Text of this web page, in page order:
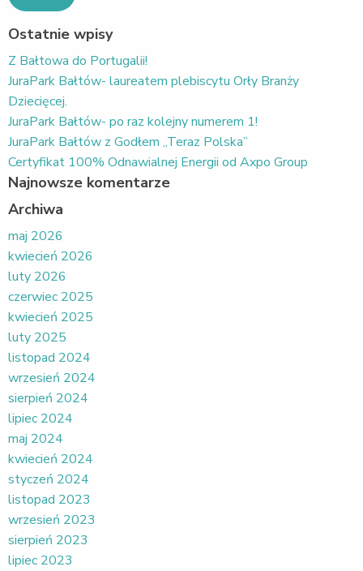
Ostatnie wpisy
Z Bałtowa do Portugalii!
JuraPark Bałtów- laureatem plebiscytu Orły Branży
Dziecięcej.
JuraPark Bałtów- po raz kolejny numerem 1!
JuraPark Bałtów z Godłem „Teraz Polska”
Certyfikat 100% Odnawialnej Energii od Axpo Group
Najnowsze komentarze
Archiwa
maj 2026
kwiecień 2026
luty 2026
czerwiec 2025
kwiecień 2025
luty 2025
listopad 2024
wrzesień 2024
sierpień 2024
lipiec 2024
maj 2024
kwiecień 2024
styczeń 2024
listopad 2023
wrzesień 2023
sierpień 2023
lipiec 2023